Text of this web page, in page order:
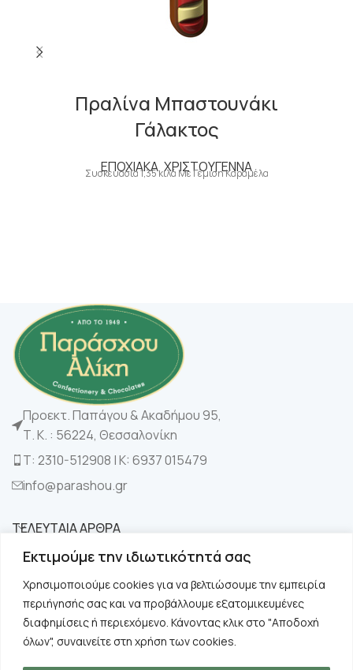
Εκτιμούμε την ιδιωτικότητά σας
Χρησιμοποιούμε cookies για να βελτιώσουμε την εμπειρία
περιήγησής σας και να προβάλλουμε εξατομικευμένες
διαφημίσεις ή περιεχόμενο. Κάνοντας κλικ στο "Αποδοχή
όλων", συναινείτε στη χρήση των cookies.
Πραλίνα Μπαστουνάκι
Γάλακτος
ΕΠΟΧΙΑΚΑ, ΧΡΙΣΤΟΥΓΕΝΝΑ
Συσκευασία 1,35 κιλά Με Γέμιση Καραμέλα
Προεκτ. Παπάγου & Ακαδήμου 95,
Τ. Κ. : 56224, Θεσσαλονίκη
Τ: 2310-512908 | K: 6937 015479
info@parashou.gr
ΤΕΛΕΥΤΑΙΑ ΑΡΘΡΑ
ΚΑΤΗΓΟΡΙΕΣ
ΧΡΗΣΙΜΑ
ΠΛΗΡΟΦΟΡΙΕΣ